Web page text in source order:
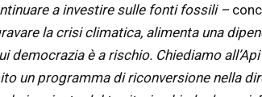
a investire sulle fonti fossili –
la crisi climatica, alimenta una
democrazia è a rischio. Chiediamo
un programma di riconversione nella